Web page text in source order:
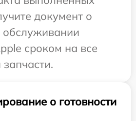
документ о
обслуживании
сроком на все
о готовности